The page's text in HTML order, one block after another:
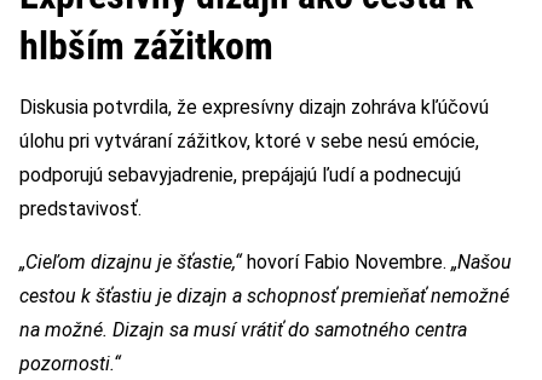
hlbším zážitkom
Diskusia potvrdila, že expresívny dizajn zohráva kľúčovú
úlohu pri vytváraní zážitkov, ktoré v sebe nesú emócie,
podporujú sebavyjadrenie, prepájajú ľudí a podnecujú
predstavivosť.
„Cieľom dizajnu je šťastie,“ hovorí Fabio Novembre. „Našou
cestou k šťastiu je dizajn a schopnosť premieňať nemožné
na možné. Dizajn sa musí vrátiť do samotného centra
pozornosti.“